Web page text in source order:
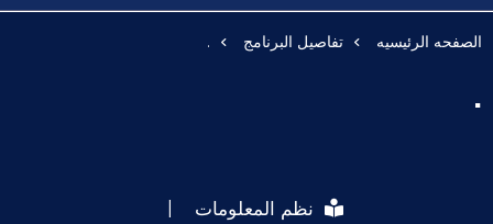
الصفحه الرئيسيه تفاصيل البرنامج .
.
نظم المعلومات |